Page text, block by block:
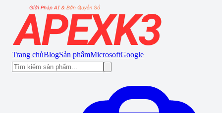
Trang chủBlogSản phẩmMicrosoftGoogle